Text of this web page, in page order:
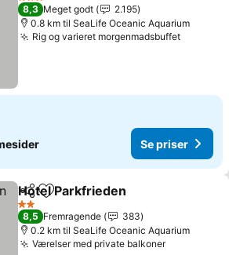
3 Stjerner
8,3 Meget godt
2.195
0.8 km til SeaLife Oceanic Aquarium
Rig og varieret morgenmadsbuffetSe
Se priser
Del Føj til favoritter
Hotel Parkfrieden
2 Stjerner
8,5 Fremragende
383
0.2 km til SeaLife Oceanic Aquarium
Værelser med private balkonerSe priser